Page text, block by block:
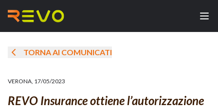
TORNA AI COMUNICATI
VERONA, 17/05/2023
REVO Insurance ottiene l’autorizzazione